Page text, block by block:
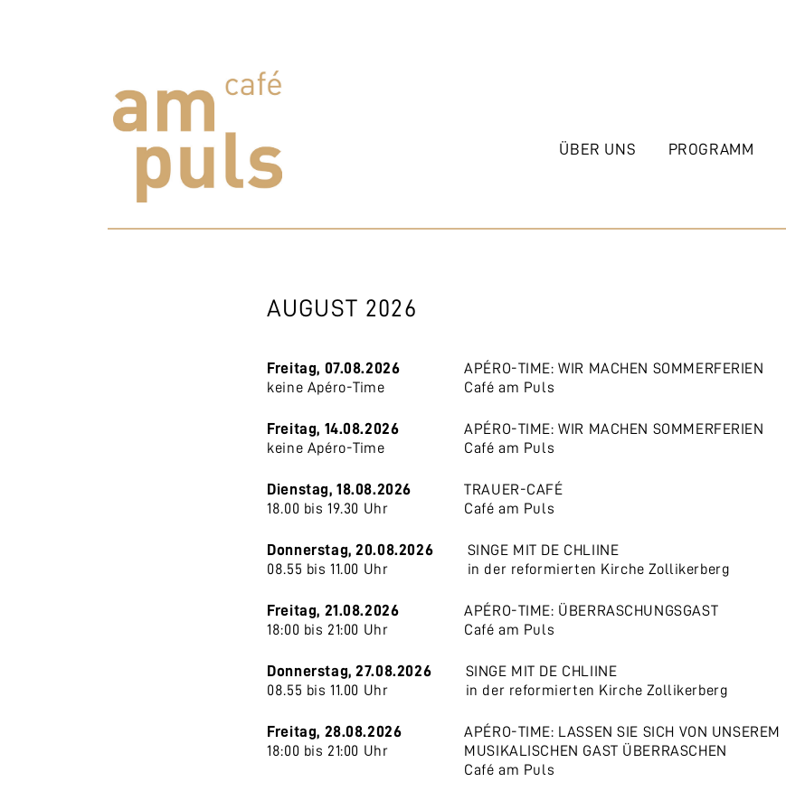
ÜBER UNS PROGRAMM
AUGUST 2026
Freitag, 07.08.2026
keine Apéro-Time
APÉRO-TIME: WIR MACHEN SOMMERFERIEN
Café am Puls
Freitag, 14.08.2026
keine Apéro-Time
APÉRO-TIME: WIR MACHEN SOMMERFERIEN
Café am Puls
Dienstag, 18.08.2026
18.00 bis 19.30 Uhr
TRAUER-CAFÉ
Café am Puls
Donnerstag, 20.08.2026
08.55 bis 11.00 Uhr
SINGE MIT DE CHLIINE
in der reformierten Kirche Zollikerberg
Freitag, 21.08.2026
18:00 bis 21:00 Uhr
APÉRO-TIME: ÜBERRASCHUNGSGAST
Café am Puls
Donnerstag, 27.08.2026
08.55 bis 11.00 Uhr
SINGE MIT DE CHLIINE
in der reformierten Kirche Zollikerberg
Freitag, 28.08.2026
18:00 bis 21:00 Uhr
APÉRO-TIME: LASSEN SIE SICH VON UNSEREM
MUSIKALISCHEN GAST ÜBERRASCHEN
Café am Puls